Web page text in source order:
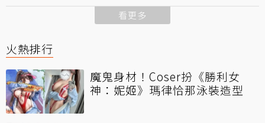
看更多
火熱排行
魔鬼身材！Coser扮《勝利女
神：妮姬》瑪律恰那泳裝造型